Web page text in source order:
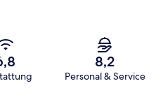
8,2
Personal & Service